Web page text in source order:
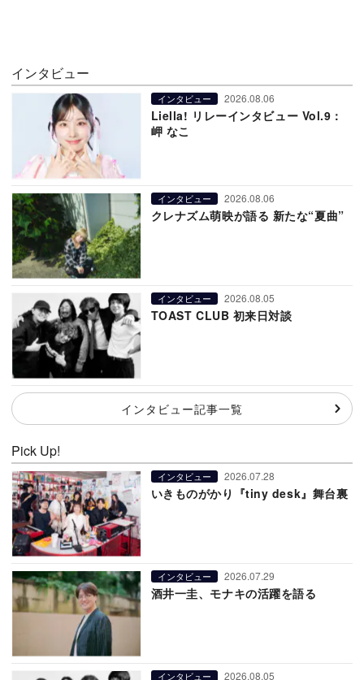
インタビュー
インタビュー 2026.08.06
Liella! リレーインタビュー Vol.9：
岬 なこ
インタビュー 2026.08.06
クレナズム萌映が語る 新たな“夏曲”
インタビュー 2026.08.05
TOAST CLUB 初来日対談
インタビュー記事一覧
Pick Up!
インタビュー 2026.07.28
いきものがかり『tiny desk』舞台裏
インタビュー 2026.07.29
酒井一圭、モナキの活躍を語る
インタビュー 2026.08.05